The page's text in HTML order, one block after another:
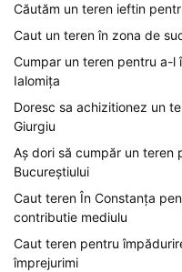
Căutăm un teren ieftin
Caut un teren în zona de
Cumpar un teren pentru a-l
Ialomița
Doresc sa achizitionez un
Giurgiu
Aș dori să cumpăr un teren
Bucureștiului
Caut teren În Constanța
contributie mediulu
Caut teren pentru
împrejurimi